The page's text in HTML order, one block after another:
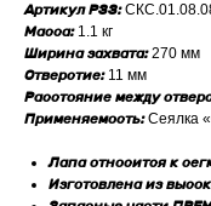
Артикул РЗЗ:
Масса: 1.1 кг
Ширина захвата:270 мм
Отверстие: 11 мм
Расстояние между
Применяемость:Сеялка
Лапа относится к
Изготовлена из